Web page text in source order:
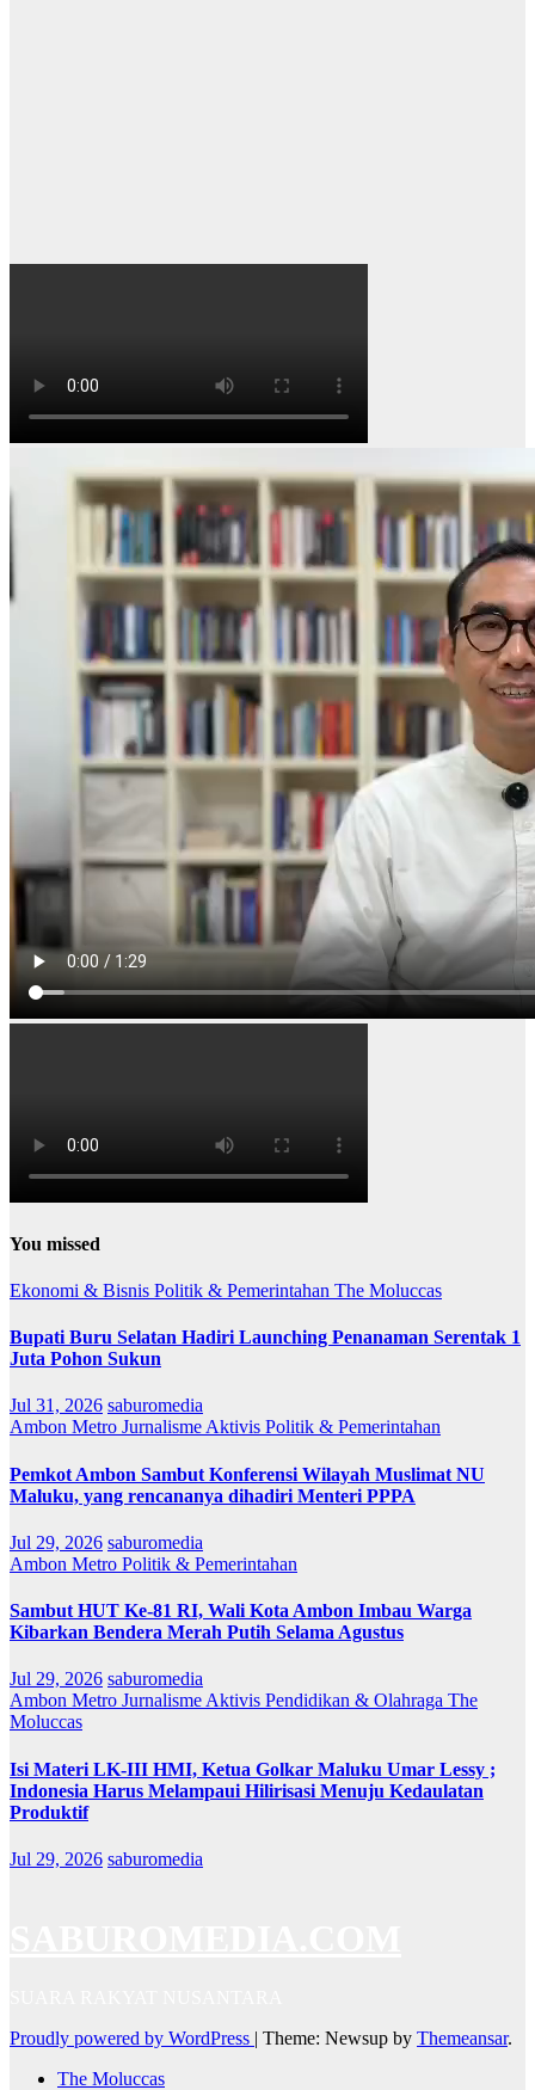
You missed
Ekonomi & Bisnis Politik & Pemerintahan The Moluccas
Bupati Buru Selatan Hadiri Launching Penanaman Serentak 1
Juta Pohon Sukun
Jul 31, 2026 saburomedia
Ambon Metro Jurnalisme Aktivis Politik & Pemerintahan
Pemkot Ambon Sambut Konferensi Wilayah Muslimat NU
Maluku, yang rencananya dihadiri Menteri PPPA
Jul 29, 2026 saburomedia
Ambon Metro Politik & Pemerintahan
Sambut HUT Ke-81 RI, Wali Kota Ambon Imbau Warga
Kibarkan Bendera Merah Putih Selama Agustus
Jul 29, 2026 saburomedia
Ambon Metro Jurnalisme Aktivis Pendidikan & Olahraga The
Moluccas
Isi Materi LK-III HMI, Ketua Golkar Maluku Umar Lessy ;
Indonesia Harus Melampaui Hilirisasi Menuju Kedaulatan
Produktif
Jul 29, 2026 saburomedia
Proudly powered by WordPress | Theme: Newsup by Themeansar.
The Moluccas